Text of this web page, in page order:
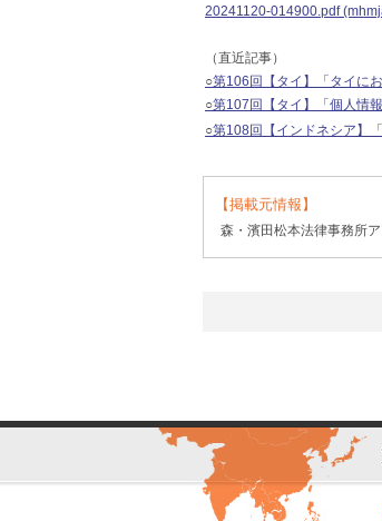
20241120-014900.pdf
（直近記事）
○第106回【タイ】「タイに
○第107回【タイ】「個人情
○第108回【インドネシア】 「
【掲載元情報】
森・濱田松本法律事務